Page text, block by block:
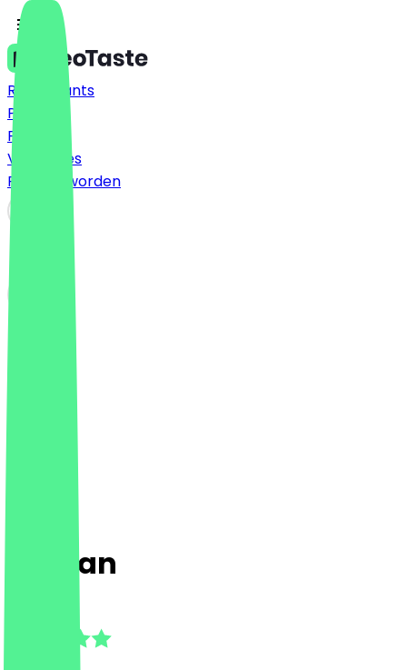
Restaurants
Prijzen
FAQ
Vacatures
Partner worden
Pelican